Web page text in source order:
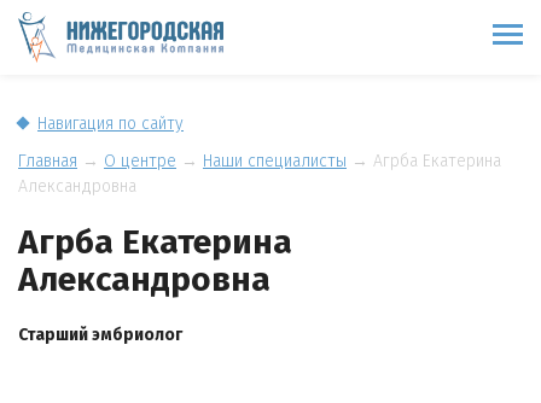
Навигация по сайту
Главная → О центре → Наши специалисты → Агрба Екатерина
Александровна
Агрба Екатерина
Александровна
Старший эмбриолог